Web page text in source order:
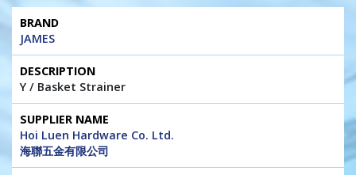
JAMES
Y / Basket Strainer
Hoi Luen Hardware Co. Ltd.
海聯五金有限公司